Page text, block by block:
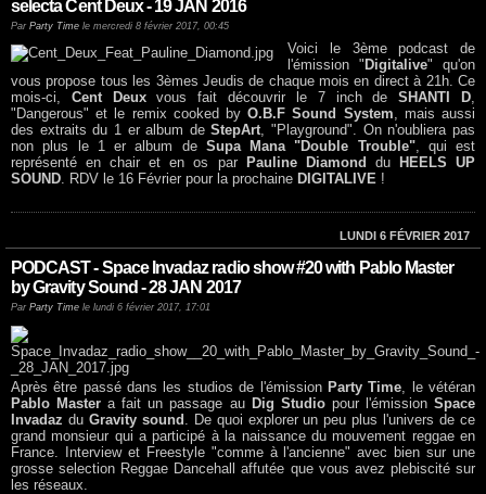
selecta Cent Deux - 19 JAN 2016
Par Party Time le mercredi 8 février 2017, 00:45
Voici le 3ème podcast de
l'émission " Digitalive" qu'on
vous propose tous les 3èmes Jeudis de chaque mois en direct à 21h. Ce
mois-ci, Cent Deuxvous fait découvrir le 7 inch deSHANTI D,
"Dangerous" et le remix cooked byO.B.F Sound System, mais aussi
des extraits du 1 er album deStepArt, "Playground". On n'oubliera pas
non plus le 1 er album de Supa Mana "Double Trouble", qui est
représenté en chair et en os par
Pauline Diamond du
HEELS UP
SOUND. RDV le 16 Février pour la prochaine DIGITALIVE !
LUNDI 6 FÉVRIER 2017
PODCAST - Space Invadaz radio show #20 with Pablo Master
by Gravity Sound - 28 JAN 2017
Par Party Time le lundi 6 février 2017, 17:01
Après être passé dans les studios de l'émission Party Time , le vétéran
Pablo Master a fait un passage au Dig Studiopour l'émissionSpace
Invadaz du Gravity sound
. De quoi explorer un peu plus l'univers de ce
grand monsieur qui a participé à la naissance du mouvement reggae en
France. Interview et Freestyle "comme à l'ancienne" avec bien sur une
grosse selection Reggae Dancehall affutée que vous avez plebiscité sur
les réseaux.